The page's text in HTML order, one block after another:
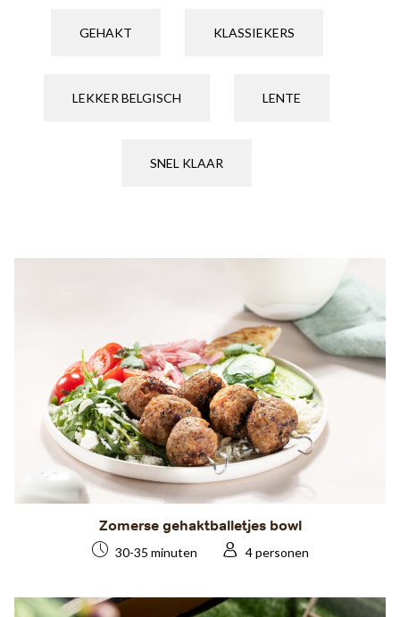
GEHAKT KLASSIEKERS
LEKKER BELGISCH LENTE
SNEL KLAAR
Zomerse gehaktballetjes bowl
30-35 minuten 4 personen